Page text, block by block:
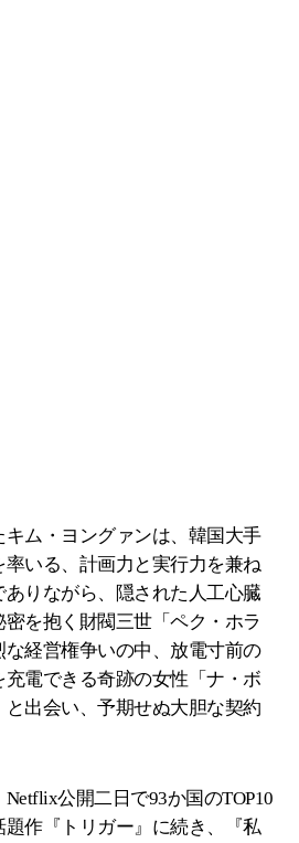
ム・ヨングァンは、韓国大手
いる、計画力と実行力を兼ね
りながら、隠された人工心臓
を抱く財閥三世「ペク・ホラ
な経営権争いの中、放電寸前の
充電できる奇跡の女性「ナ・ボ
出会い、予期せぬ大胆な契約
公開二日で93か国のTOP10
作『トリガー』に続き、『私